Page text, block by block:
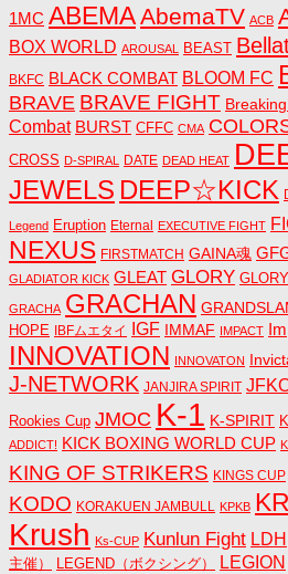
1MC ABEMAAbemaTV ACB
BOX WORLD AROUSAL BEAST
BKFC BLACK COMBAT BLOOM FC
BRAVE BRAVE FIGHT
Combat BURST CFFC CMA
CROSS D-SPIRAL DATE DEAD HEAT
JEWELS DEEP☆KICK
Legend Eruption Eternal EXECUTIVE FIGHT
NEXUS FIRSTMATCH GAINA魂
GLADIATOR KICK GLEAT GLORY
GRACHA GRACHAN
HOPE IBFムエタイ IGF IMMAF IMPACT
INNOVATION INNOVATON
J-NETWORK JANJIRA SPIRIT
Rookies Cup JMOC K-1 K-SPIRIT
ADDICT! KICK BOXING WORLD CUP
KING OF STRIKERS KINGS CUP
KODO KORAKUEN JAMBULL KPKB
Krush Ks-CUP Kunlun Fight LDH
主催）
LEGEND（ボクシング） LEGION